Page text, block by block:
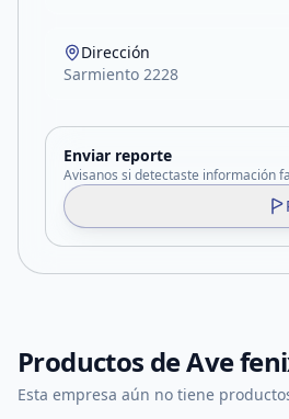
Dirección
Sarmiento 2228
Enviar reporte
Avisanos si detectaste información
Productos deAve
Esta empresa aún no tiene